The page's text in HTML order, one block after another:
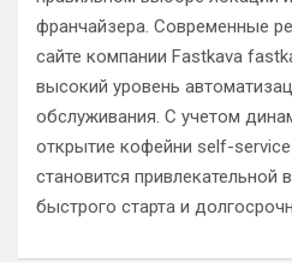
франчайзера. Современные
сайте компании Fastkava
высокий уровень
обслуживания. С учетом
открытие кофейни self-
становится
быстрого старта и